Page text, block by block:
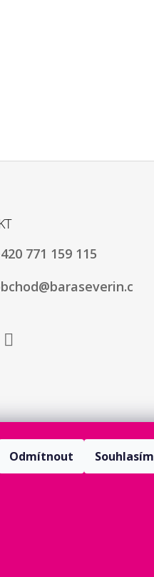
Odmítnout Souhlasím
771 159 115